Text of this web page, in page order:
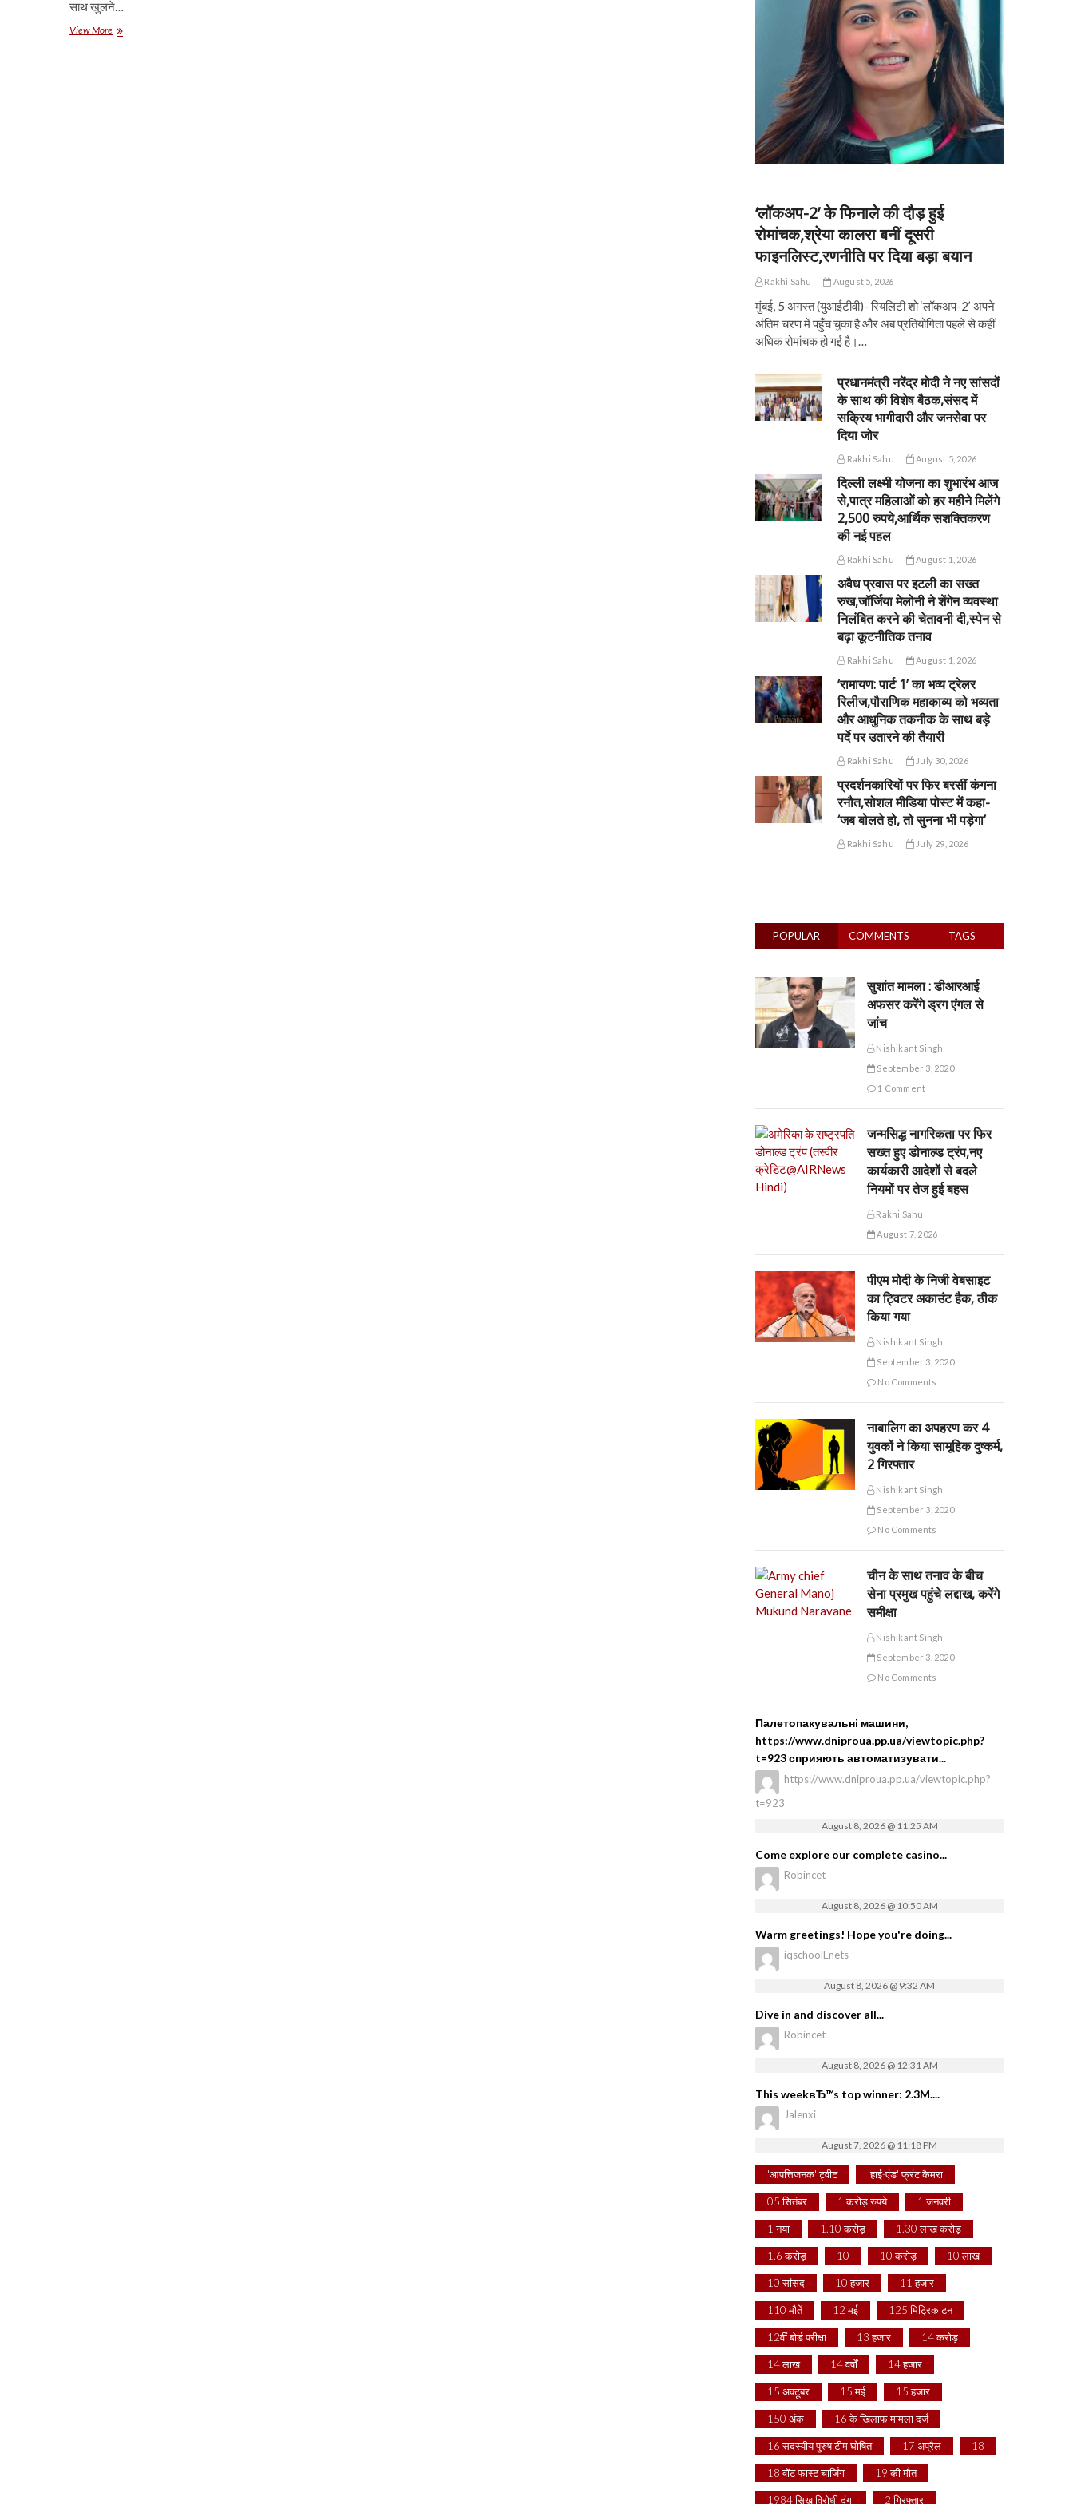
साथ खुलने…
View Moreपहली
‘लॉकअप-2’ के फिनाले की दौड़ हुई
रोमांचक,श्रेया कालरा बनीं दूसरी
फाइनलिस्ट,रणनीति पर दिया बड़ा बयान
Rakhi Sahu August 5, 2026
मुंबई, 5 अगस्त (युआईटीवी)- रियलिटी शो ‘लॉकअप-2’ अपने
अंतिम चरण में पहुँच चुका है और अब प्रतियोगिता पहले से कहीं
अधिक रोमांचक हो गई है।…
प्रधानमंत्री नरेंद्र मोदी ने नए सांसदों
के साथ की विशेष बैठक,संसद में
सक्रिय भागीदारी और जनसेवा पर
दिया जोर
Rakhi Sahu August 5, 2026
दिल्ली लक्ष्मी योजना का शुभारंभ आज
से,पात्र महिलाओं को हर महीने मिलेंगे
2,500 रुपये,आर्थिक सशक्तिकरण
की नई पहल
Rakhi Sahu August 1, 2026
अवैध प्रवास पर इटली का सख्त
रुख,जॉर्जिया मेलोनी ने शेंगेन व्यवस्था
निलंबित करने की चेतावनी दी,स्पेन से
बढ़ा कूटनीतिक तनाव
Rakhi Sahu August 1, 2026
‘रामायण: पार्ट 1’ का भव्य ट्रेलर
रिलीज,पौराणिक महाकाव्य को भव्यता
और आधुनिक तकनीक के साथ बड़े
पर्दे पर उतारने की तैयारी
Rakhi Sahu July 30, 2026
प्रदर्शनकारियों पर फिर बरसीं कंगना
रनौत,सोशल मीडिया पोस्ट में कहा-
‘जब बोलते हो, तो सुनना भी पड़ेगा’
Rakhi Sahu July 29, 2026
POPULAR COMMENTS TAGS
सुशांत मामला : डीआरआई
अफसर करेंगे ड्रग एंगल से
जांच
Nishikant Singh
September 3, 2020
1 Comment
जन्मसिद्ध नागरिकता पर फिर
सख्त हुए डोनाल्ड ट्रंप,नए
कार्यकारी आदेशों से बदले
नियमों पर तेज हुई बहस
Rakhi Sahu
August 7, 2026
पीएम मोदी के निजी वेबसाइट
का ट्विटर अकाउंट हैक, ठीक
किया गया
Nishikant Singh
September 3, 2020
No Comments
नाबालिग का अपहरण कर 4
युवकों ने किया सामूहिक दुष्कर्म,
2 गिरफ्तार
Nishikant Singh
September 3, 2020
No Comments
चीन के साथ तनाव के बीच
सेना प्रमुख पहुंचे लद्दाख, करेंगे
समीक्षा
Nishikant Singh
September 3, 2020
No Comments
Палетопакувальні машини,
https://www.dniproua.pp.ua/viewtopic.php?
t=923 сприяють автоматизувати...
https://www.dniproua.pp.ua/viewtopic.php?
t=923
August 8, 2026 @ 11:25 AM
Come explore our complete casino...
Robincet
August 8, 2026 @ 10:50 AM
Warm greetings! Hope you're doing...
iqschoolEnets
August 8, 2026 @ 9:32 AM
Dive in and discover all...
Robincet
August 8, 2026 @ 12:31 AM
This weekвЂ™s top winner: 2.3M....
Jalenxi
August 7, 2026 @ 11:18 PM
'आपत्तिजनक' ट्वीट 'हाई-एंड' फ्रंट कैमरा
05 सितंबर 1 करोड़ रुपये 1 जनवरी
1 नया 1.10 करोड़ 1.30 लाख करोड़
1.6 करोड़ 10 10 करोड़ 10 लाख
10 सांसद 10 हजार 11 हजार
110 मौतें 12 मई 125 मिट्रिक टन
12वीं बोर्ड परीक्षा 13 हजार 14 करोड़
14 लाख 14 वर्षों 14 हजार
15 अक्टूबर 15 मई 15 हजार
150 अंक 16 के खिलाफ मामला दर्ज
16 सदस्यीय पुरुष टीम घोषित 17 अप्रैल 18
18 वॉट फास्ट चार्जिंग 19 की मौत
1984 सिख विरोधी दंगा 2 गिरफ्तार